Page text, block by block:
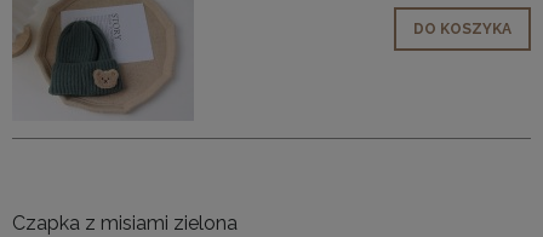
DO KOSZYKA
Czapka z misiami zielona